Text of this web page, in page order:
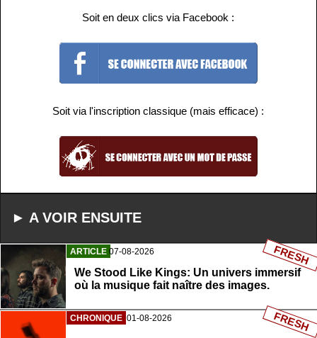
Soit en deux clics via Facebook :
Soit via l'inscription classique (mais efficace) :
► A VOIR ENSUITE
ARTICLE 07-08-2026
We Stood Like Kings: Un univers immersif
où la musique fait naître des images.
FRESH
CHRONIQUE 01-08-2026 FRESH